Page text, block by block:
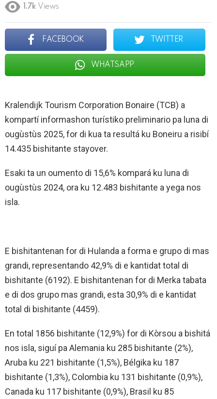
1.7k Views
FACEBOOK TWITTER
WHATSAPP
Kralendijk Tourism Corporation Bonaire (TCB) a
kompartí informashon turístiko preliminario pa luna di
ougùstùs 2025, for di kua ta resultá ku Boneiru a risibí
14.435 bishitante stayover.
Esaki ta un oumento di 15,6% kompará ku luna di
ougùstùs 2024, ora ku 12.483 bishitante a yega nos
isla.
E bishitantenan for di Hulanda a forma e grupo di mas
grandi, representando 42,9% di e kantidat total di
bishitante (6192). E bishitantenan for di Merka tabata
e di dos grupo mas grandi, esta 30,9% di e kantidat
total di bishitante (4459).
En total 1856 bishitante (12,9%) for di Kòrsou a bishitá
nos isla, siguí pa Alemania ku 285 bishitante (2%),
Aruba ku 221 bishitante (1,5%), Bélgika ku 187
bishitante (1,3%), Colombia ku 131 bishitante (0,9%),
Canada ku 117 bishitante (0,9%), Brasil ku 85